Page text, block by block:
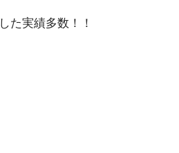
した実績多数！！